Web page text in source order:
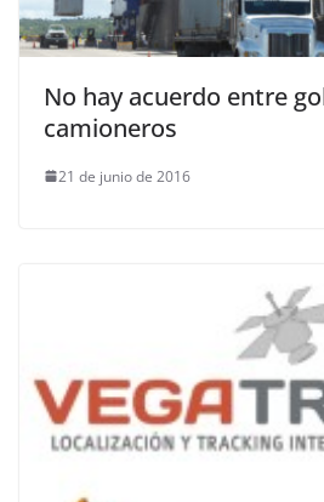
No hay acuerdo entre
camioneros
21 de junio de 2016